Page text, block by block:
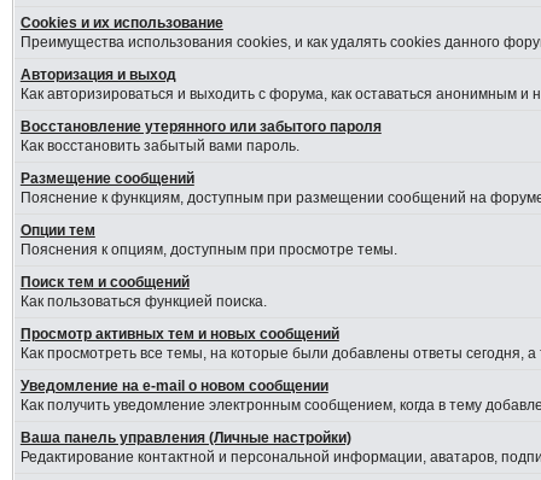
Cookies и их использование
Преимущества использования cookies, и как удалять cookies данного
Авторизация и выход
Как авторизироваться и выходить с форума, как оставаться анонимным
Восстановление утерянного или забытого пароля
Как восстановить забытый вами пароль.
Размещение сообщений
Пояснение к функциям, доступным при размещении сообщений на
Опции тем
Пояснения к опциям, доступным при просмотре темы.
Поиск тем и сообщений
Как пользоваться функцией поиска.
Просмотр активных тем и новых сообщений
Как просмотреть все темы, на которые были добавлены ответы сегодня,
Уведомление на е-mail о новом сообщении
Как получить уведомление электронным сообщением, когда в тему
Ваша панель управления (Личные настройки)
Редактирование контактной и персональной информации, аватаров,